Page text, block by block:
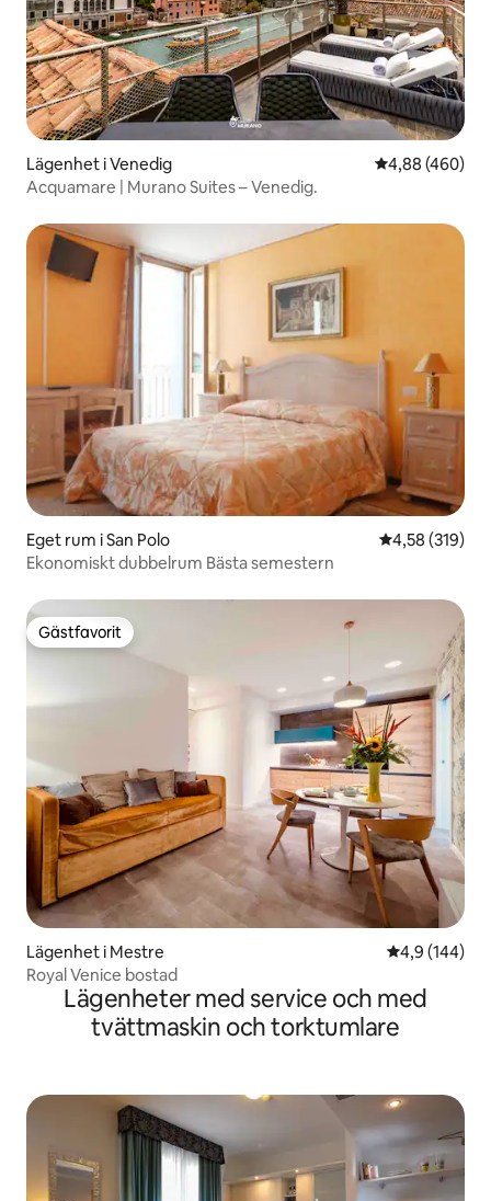
Lägenhet i Venedig 4,88 av 5 i
4,88 (460)
Acquamare | Murano Suites – Venedig.
Eget rum i San Polo 4,58 av 5 i
4,58 (319)
Ekonomiskt dubbelrum Bästa semestern
Gästfavorit
Gästfavorit
Lägenhet i Mestre 4,9 av 5 i
4,9 (144)
Royal Venice bostad
Lägenheter med service och med
tvättmaskin och torktumlare